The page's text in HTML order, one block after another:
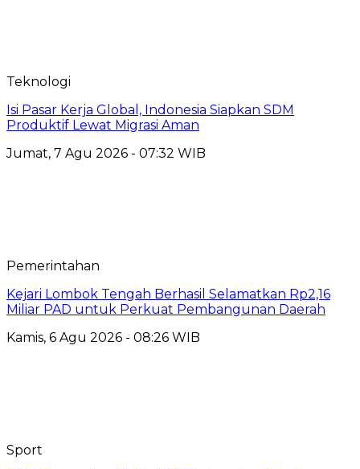
Teknologi
​Isi Pasar Kerja Global, Indonesia Siapkan SDM
Produktif Lewat Migrasi Aman
Jumat, 7 Agu 2026 - 07:32 WIB
Pemerintahan
Kejari Lombok Tengah Berhasil Selamatkan Rp2,16
Miliar PAD untuk Perkuat Pembangunan Daerah
Kamis, 6 Agu 2026 - 08:26 WIB
Sport